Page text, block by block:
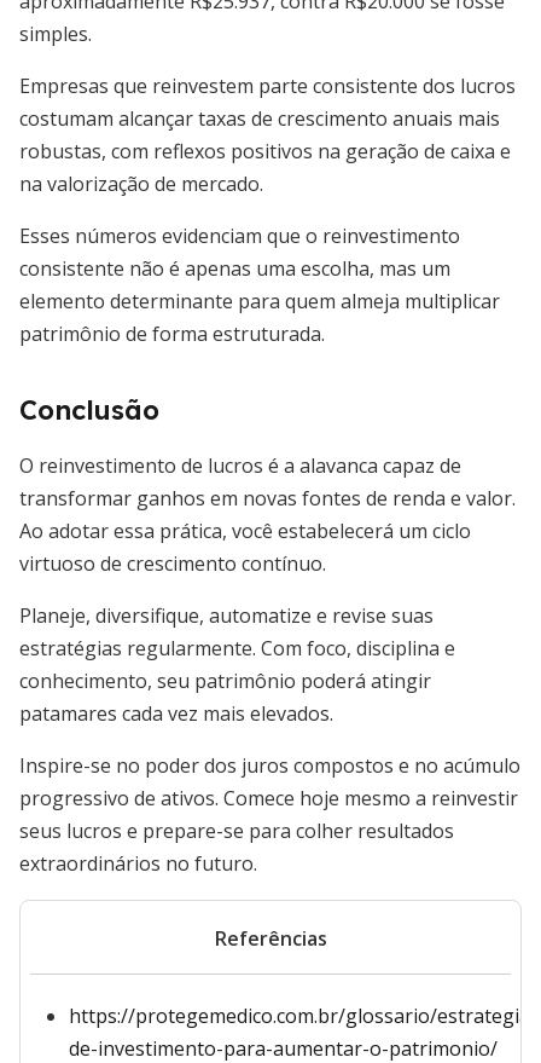
simples.
Empresas que reinvestem parte consistente dos lucros
costumam alcançar taxas de crescimento anuais mais
robustas, com reflexos positivos na geração de caixa e
na valorização de mercado.
Esses números evidenciam que o reinvestimento
consistente não é apenas uma escolha, mas um
elemento determinante para quem almeja multiplicar
patrimônio de forma estruturada.
Conclusão
O reinvestimento de lucros é a alavanca capaz de
transformar ganhos em novas fontes de renda e valor.
Ao adotar essa prática, você estabelecerá um ciclo
virtuoso de crescimento contínuo.
Planeje, diversifique, automatize e revise suas
estratégias regularmente. Com foco, disciplina e
conhecimento, seu patrimônio poderá atingir
patamares cada vez mais elevados.
Inspire-se no poder dos juros compostos e no acúmulo
progressivo de ativos. Comece hoje mesmo a reinvestir
seus lucros e prepare-se para colher resultados
extraordinários no futuro.
Referências
https://protegemedico.com.br/glossario/
de-investimento-para-aumentar-o-patrimonio/